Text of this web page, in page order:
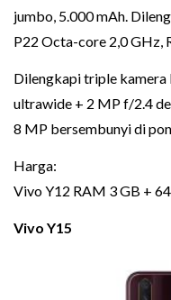
jumbo, 5.000 mAh.
P22 Octa-core 2,0 GHz,
Dilengkapi triple
ultrawide + 2 MP f/2.4
8 MP bersembunyi di
Harga:
Vivo Y12 RAM 3 GB +
Vivo Y15